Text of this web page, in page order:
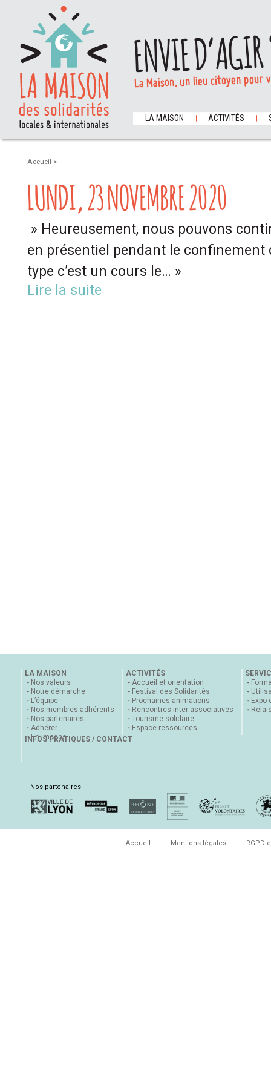
ENVIE
La Maison, un lieu citoyen
LA MAISON ACTIVITÉS
Accueil >
LUNDI, 23 NOVEMBRE 2020
» Heureusement, nous pouvons
en présentiel pendant le confinement
type c’est un cours le… »
Lire la suite
LA MAISON
Nos valeurs
Notre démarche
L’équipe
Nos membres adhérents
Nos partenaires
Adhérer
En images
ACTIVITÉS
Accueil et orientation
Festival des Solidarités
Prochaines animations
Rencontres inter-associatives
Tourisme solidaire
Espace ressources
Expo
INFOS PRATIQUES / CONTACT
Nos partenaires
Accueil Mentions légales RGPD